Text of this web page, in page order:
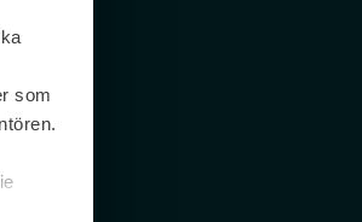
som
SE
FI
NO